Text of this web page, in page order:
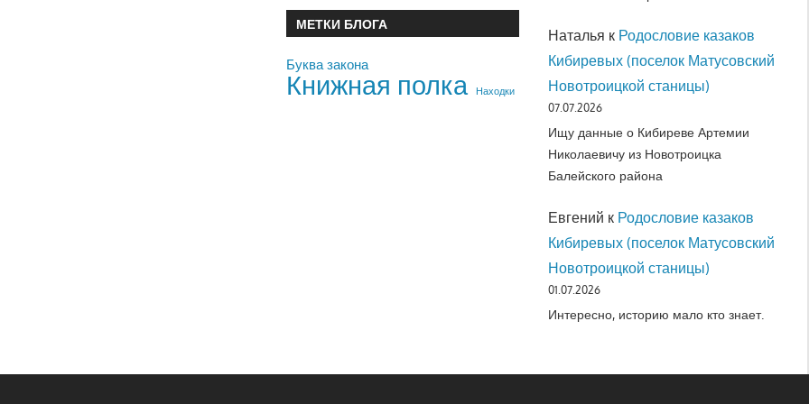
МЕТКИ БЛОГА
Буква закона
Книжная полка Находки
Наталья к Родословие казаков
Кибиревых (поселок Матусовский
Новотроицкой станицы)
07.07.2026
Ищу данные о Кибиреве Артемии
Николаевичу из Новотроицка
Балейского района
Евгений к Родословие казаков
Кибиревых (поселок Матусовский
Новотроицкой станицы)
01.07.2026
Интересно, историю мало кто знает.